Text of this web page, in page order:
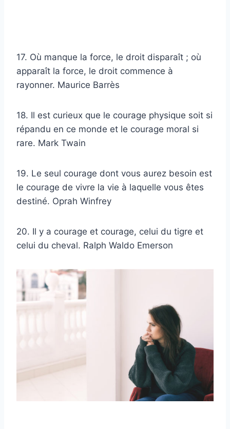
17. Où manque la force, le droit disparaît ; où
apparaît la force, le droit commence à
rayonner. Maurice Barrès
18. Il est curieux que le courage physique soit si
répandu en ce monde et le courage moral si
rare. Mark Twain
19. Le seul courage dont vous aurez besoin est
le courage de vivre la vie à laquelle vous êtes
destiné. Oprah Winfrey
20. Il y a courage et courage, celui du tigre et
celui du cheval. Ralph Waldo Emerson